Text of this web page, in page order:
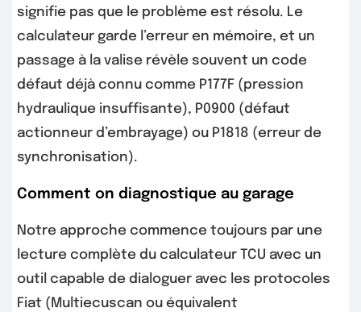
signifie pas que le problème est résolu. Le
calculateur garde l’erreur en mémoire, et un
passage à la valise révèle souvent un code
défaut déjà connu comme P177F (pression
hydraulique insuffisante), P0900 (défaut
actionneur d’embrayage) ou P1818 (erreur de
synchronisation).
Comment on diagnostique au garage
Notre approche commence toujours par une
lecture complète du calculateur TCU avec un
outil capable de dialoguer avec les protocoles
Fiat (Multiecuscan ou équivalent